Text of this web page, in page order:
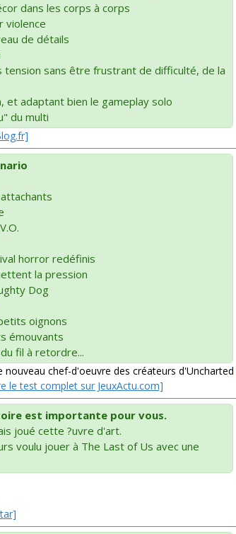
dans les corps à corps
violence
de détails
tension sans être frustrant de difficulté, de la
et adaptant bien le gameplay solo
du multi
horror redéfinis
la pression
Dog
oignons
émouvants
fil à retordre...
nouveau chef-d'oeuvre des créateurs d'Uncharted
le test complet sur JeuxActu.com]
est importante pour vous.
joué cette ?uvre d'art.
voulu jouer à The Last of Us avec une